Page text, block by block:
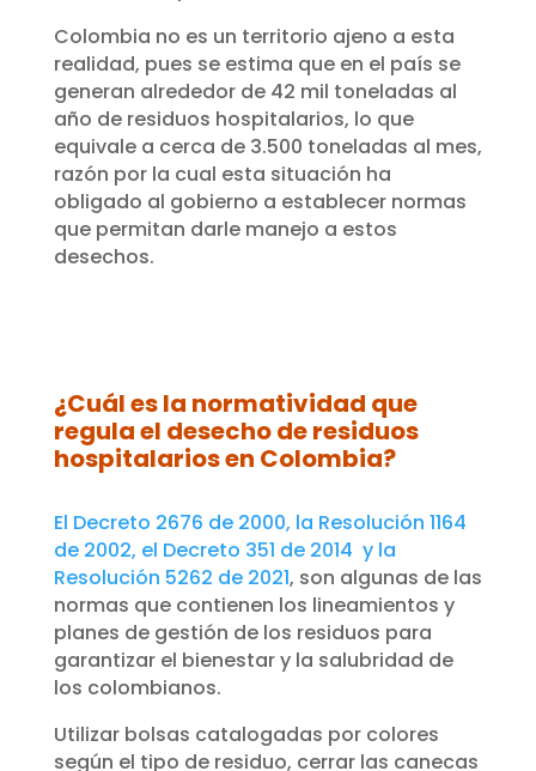
Colombia no es un territorio ajeno a esta
realidad, pues se estima que en el país se
generan alrededor de 42 mil toneladas al
año de residuos hospitalarios, lo que
equivale a cerca de 3.500 toneladas al mes,
razón por la cual esta situación ha
obligado al gobierno a establecer normas
que permitan darle manejo a estos
desechos.
¿Cuál es la normatividad que
regula el desecho de residuos
hospitalarios en Colombia?
El Decreto 2676 de 2000, la Resolución 1164
de 2002, el Decreto 351 de 2014 y la
Resolución 5262 de 2021, son algunas de las
normas que contienen los lineamientos y
planes de gestión de los residuos para
garantizar el bienestar y la salubridad de
los colombianos.
Utilizar bolsas catalogadas por colores
según el tipo de residuo, cerrar las canecas